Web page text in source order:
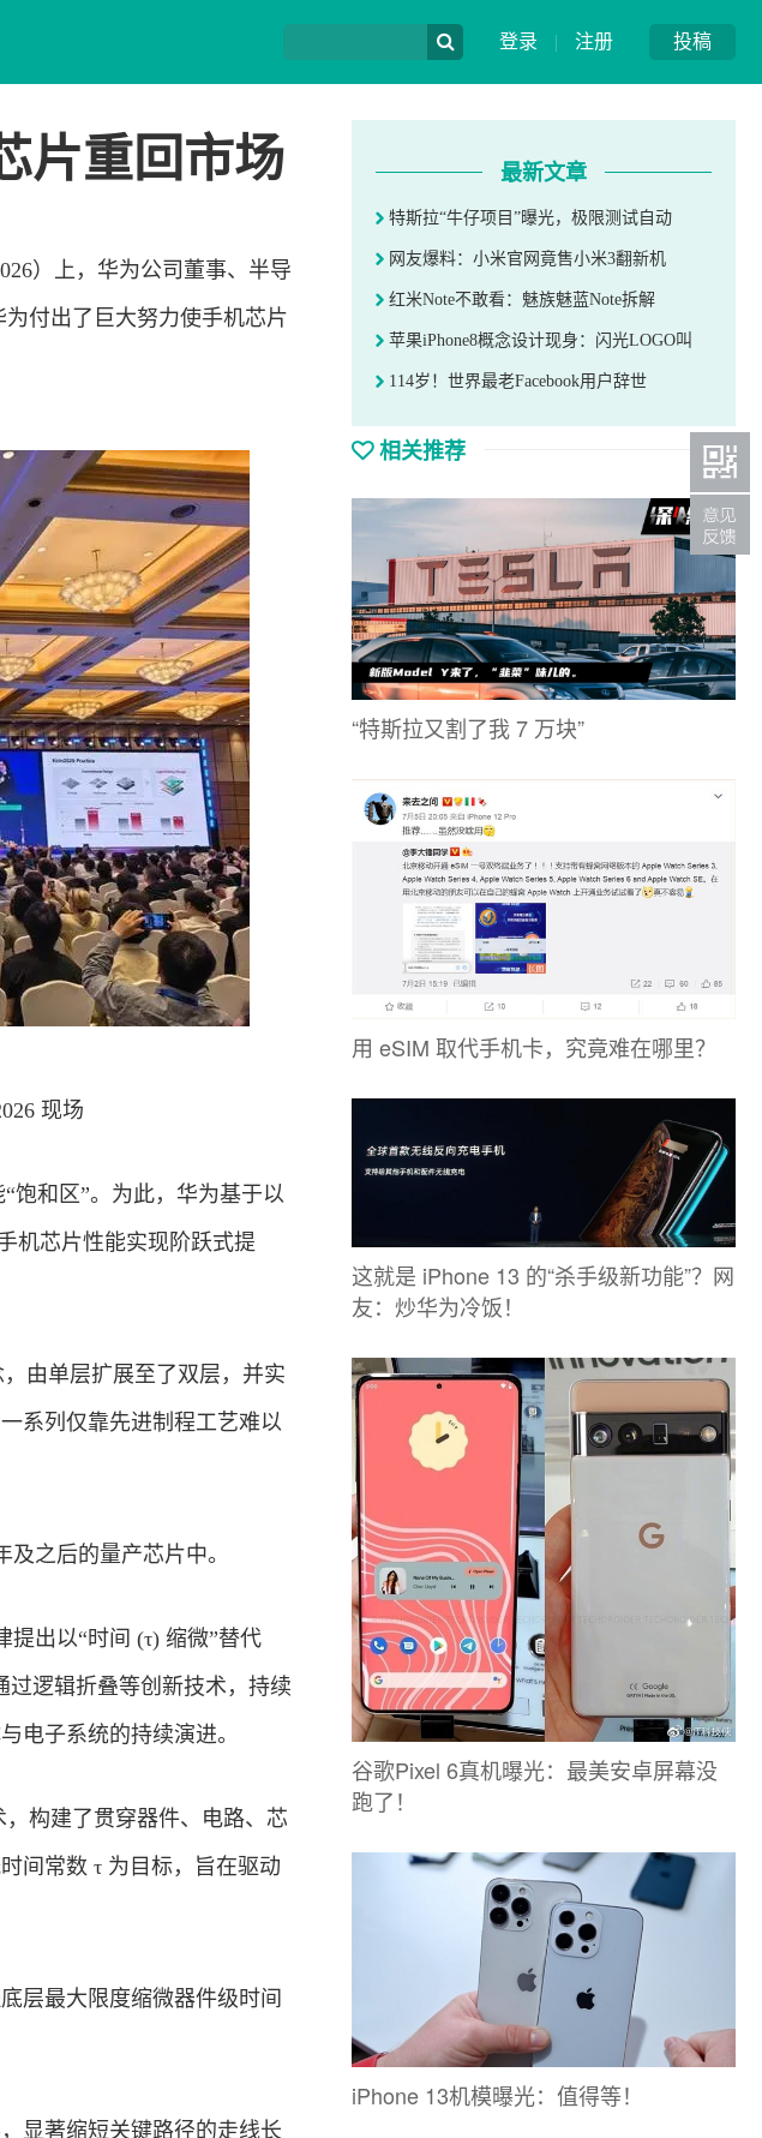
投稿
登录 | 注册
片重回市场
）上，华为公司董事、半导
付出了巨大努力使手机芯片
现场
饱和区”。为此，华为基于以
机芯片性能实现阶跃式提
由单层扩展至了双层，并实
系列仅靠先进制程工艺难以
之后的量产芯片中。
出以“时间 (τ) 缩微”替代
逻辑折叠等创新技术，持续
电子系统的持续演进。
构建了贯穿器件、电路、芯
间常数 τ 为目标，旨在驱动
层最大限度缩微器件级时间
显著缩短关键路径的走线长
最新文章
特斯拉“牛仔项目”曝光，极限测试自动
网友爆料：小米官网竟售小米3翻新机
红米Note不敢看：魅族魅蓝Note拆解
苹果iPhone8概念设计现身：闪光LOGO叫
114岁！世界最老Facebook用户辞世
相关推荐
“特斯拉又割了我 7 万块”
用 eSIM 取代手机卡，究竟难在哪里？
这就是 iPhone 13 的“杀手级新功能”？网
友：炒华为冷饭！
谷歌Pixel 6真机曝光：最美安卓屏幕没
跑了！
iPhone 13机模曝光：值得等！